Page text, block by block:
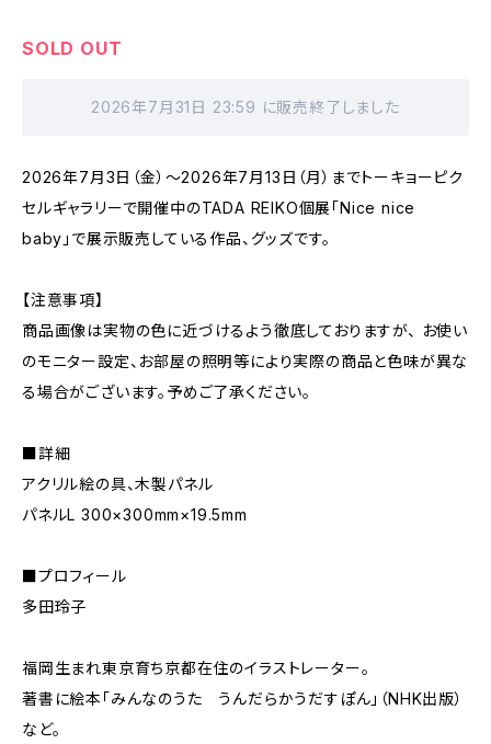
SOLD OUT
2026年7月31日 23:59 に販売終了しました
2026年7月3日（金）～2026年7月13日（月）までトーキョーピク
セルギャラリーで開催中のTADA REIKO個展「Nice nice
baby」で展示販売している作品、グッズです。
【注意事項】
商品画像は実物の色に近づけるよう徹底しておりますが、 お使い
のモニター設定、お部屋の照明等により実際の商品と色味が異な
る場合がございます。予めご了承ください。
■詳細
アクリル絵の具、木製パネル
パネルL 300×300mm×19.5mm
■プロフィール
多田玲子
福岡生まれ東京育ち京都在住のイラストレーター。
著書に絵本「みんなのうた うんだらかうだすぽん」（NHK出版）
など。